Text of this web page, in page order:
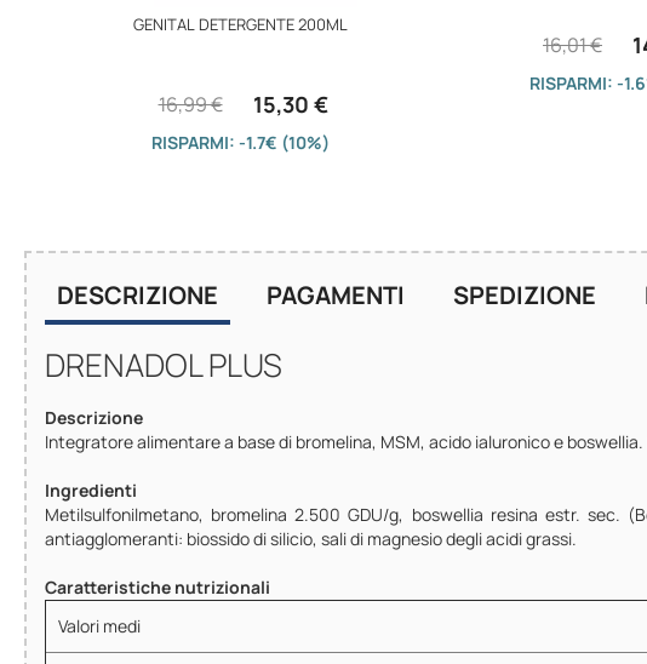
GENITAL DETERGENTE 200ML
15,30 €
16,99 €
RISPARMI: -1.7€ (10%)
16,01 €
RISPARMI: -
DESCRIZIONE
DRENADOL PLUS
Descrizione
Integratore alimentare a base di bromelina, MSM, acido ialuronico e
Ingredienti
Metilsulfonilmetano, bromelina 2.500 GDU/g, boswellia resina estr. sec.
antiagglomeranti: biossido di silicio, sali di magnesio degli acidi grassi.
Caratteristiche nutrizionali
Valori medi
PAGAMENTI SPEDIZIONE